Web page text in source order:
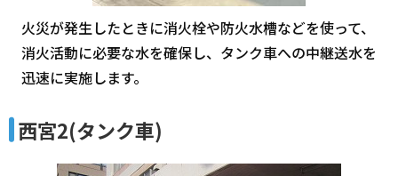
火災が発生したときに消火栓や防火水槽などを使って、
消火活動に必要な水を確保し、タンク車への中継送水を
迅速に実施します。
西宮2(タンク車)